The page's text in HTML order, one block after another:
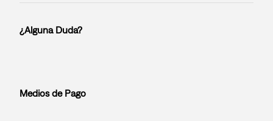
¿Alguna Duda?
Medios de Pago